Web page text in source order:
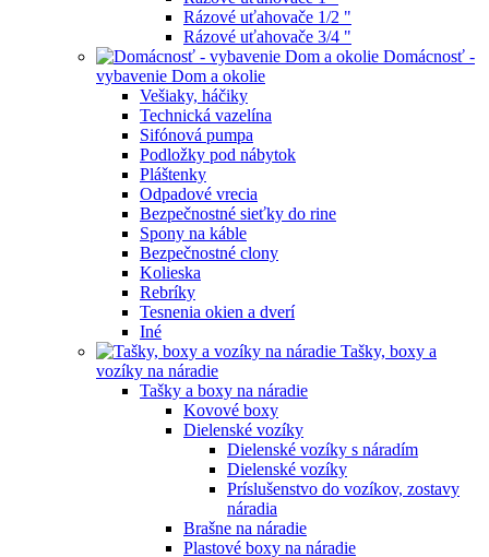
Rázové uťahovače 1/2 "
Rázové uťahovače 3/4 "
Domácnosť -
vybavenie Dom a okolie
Vešiaky, háčiky
Technická vazelína
Sifónová pumpa
Podložky pod nábytok
Pláštenky
Odpadové vrecia
Bezpečnostné sieťky do rine
Spony na káble
Bezpečnostné clony
Kolieska
Rebríky
Tesnenia okien a dverí
Iné
Tašky, boxy a
vozíky na náradie
Tašky a boxy na náradie
Kovové boxy
Dielenské vozíky
Dielenské vozíky s náradím
Dielenské vozíky
Príslušenstvo do vozíkov, zostavy
náradia
Brašne na náradie
Plastové boxy na náradie